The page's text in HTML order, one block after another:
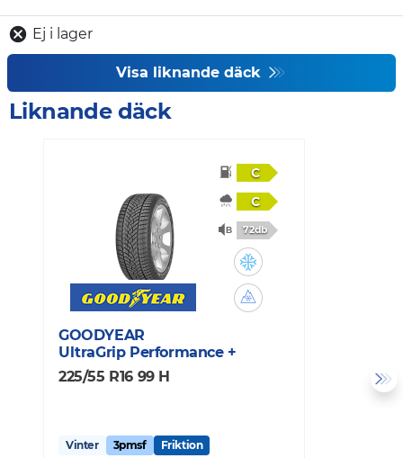
Ej i lager
Visa liknande däck
Liknande däck
C
C
72db
GOODYEAR
UltraGrip Performance +
225/55 R16 99 H
Vinter 3pmsf Friktion